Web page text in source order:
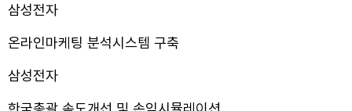
삼성전자
온라인마케팅 분석시스템 구축
삼성전자